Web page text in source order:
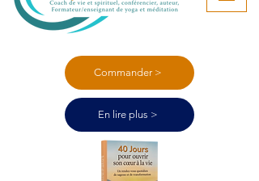
Commander >
En lire plus >